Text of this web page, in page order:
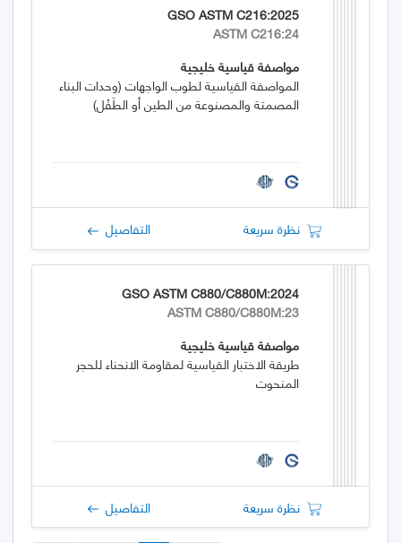
GSO ASTM C216:2025
ASTM C216:24
مواصفة قياسية خليجية
المواصفة القياسية لطوب الواجهات (وحدات البناء
المصمتة والمصنوعة من الطين أو الطَفْل)
نظرة سريعة التفاصيل
GSO ASTM C880/C880M:2024
ASTM C880/C880M:23
مواصفة قياسية خليجية
طريقة الاختبار القياسية لمقاومة الانحناء للحجر
المنحوت
نظرة سريعة التفاصيل